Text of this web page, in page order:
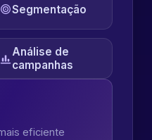
Segmentação
Análise de
campanhas
eficiente